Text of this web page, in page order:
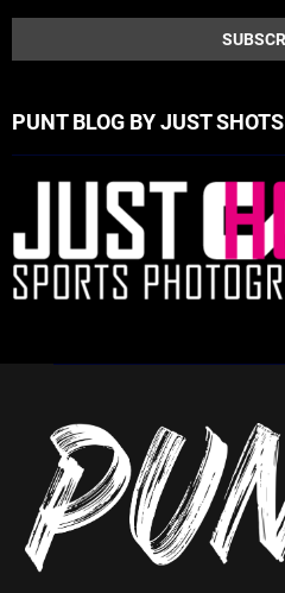
PUNT BLOG BY JUST SHOTS